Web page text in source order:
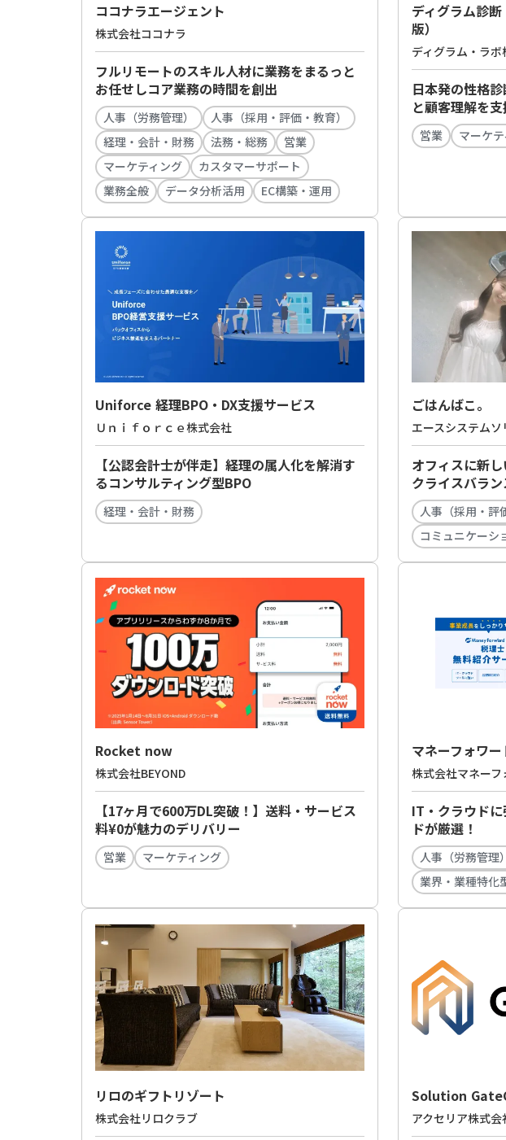
ココナラエージェント
株式会社ココナラ
フルリモートのスキル人材に業務をまるっと
お任せしコア業務の時間を創出
人事（労務管理）
人事（採用・評価・教育）
経理・会計・財務
法務・総務
営業
マーケティング
カスタマーサポート
業務全般
データ分析活用 EC構築・運用
ディグラム診
版）
ディグラム・ラ
日本発の性格
と顧客理解を支
営業 マーケ
Uniforce 経理BPO・DX支援サービス
Ｕｎｉｆｏｒｃｅ株式会社
【公認会計士が伴走】経理の属人化を解消す
るコンサルティング型BPO
経理・会計・財務
ごはんばこ。
エースシステム
オフィスに新
クライスバラン
人事（採用・評
コミュニケーシ
Rocket now
株式会社BEYOND
【17ヶ月で600万DL突破！】送料・サービス
料¥0が魅力のデリバリー
営業 マーケティング
マネーフォワ
株式会社マネーフ
IT・クラウド
ドが厳選！
人事（労務管理）
業界・業種特化
リロのギフトリゾート
株式会社リロクラブ
Solution
アクセリア株式会